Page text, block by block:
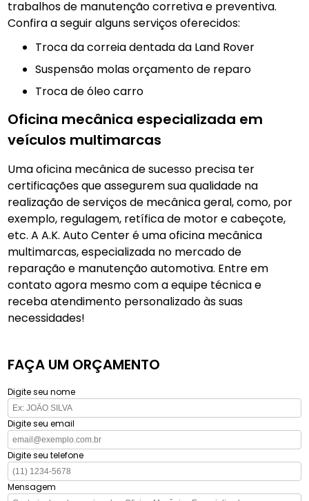
trabalhos de manutenção corretiva e preventiva.
Confira a seguir alguns serviços oferecidos:
Troca da correia dentada da Land Rover
Suspensão molas orçamento de reparo
Troca de óleo carro
Oficina mecânica especializada em
veículos multimarcas
Uma oficina mecânica de sucesso precisa ter
certificações que assegurem sua qualidade na
realização de serviços de mecânica geral, como, por
exemplo, regulagem, retífica de motor e cabeçote,
etc. A A.K. Auto Center é uma oficina mecânica
multimarcas, especializada no mercado de
reparação e manutenção automotiva. Entre em
contato agora mesmo com a equipe técnica e
receba atendimento personalizado às suas
necessidades!
FAÇA UM ORÇAMENTO
Digite seu nome
Digite seu email
Digite seu telefone
Mensagem